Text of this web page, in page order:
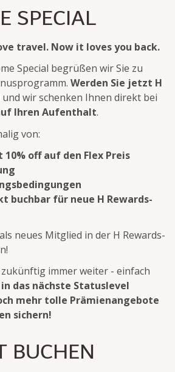
SPECIAL
travel. Now it loves you back.
Special begrüßen wir Sie zu
Werden Sie jetzt H
und wir schenken Ihnen direkt bei
Ihren Aufenthalt.
von:
off auf den Flex Preis
buchbar für neue H Rewards-
neues Mitglied in der H Rewards-
immer weiter - einfach
das nächste Statuslevel
mehr tolle Prämienangebote
sichern!
BUCHEN